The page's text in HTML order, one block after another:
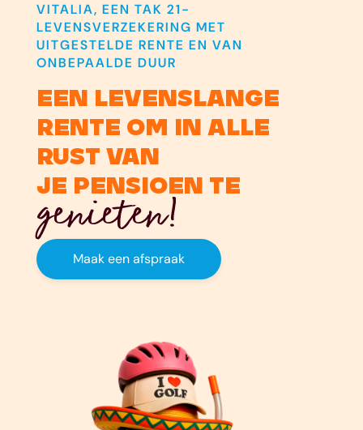
VITALIA, EEN TAK 21-
LEVENSVERZEKERING MET
UITGESTELDE RENTE EN VAN
ONBEPAALDE DUUR
Een levenslange
rente om in alle
rust van
je pensioen te
genieten!
Maak een afspraak